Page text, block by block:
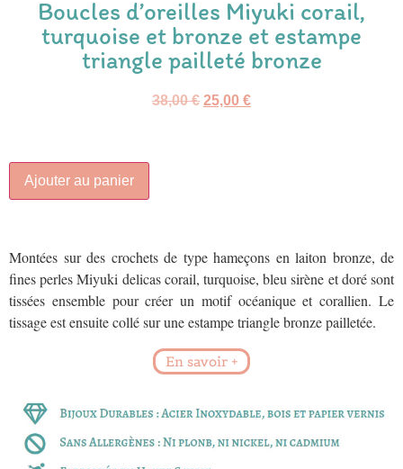
Boucles d’oreilles Miyuki corail,
turquoise et bronze et estampe
triangle pailleté bronze
38,00€ 25,00 €
Ajouter au panier
Montées sur des crochets de type hameçons en laiton bronze, de
fines perles Miyuki delicas corail, turquoise, bleu sirène et doré sont
tissées ensemble pour créer un motif océanique et corallien. Le
tissage est ensuite collé sur une estampe triangle bronze pailletée.
En savoir +